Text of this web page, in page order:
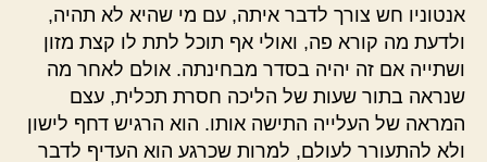
אנטוניו חש צורך לדבר איתה, עם מי שהיא לא תהיה,
ולדעת מה קורא פה, ואולי אף תוכל לתת לו קצת מזון
ושתייה אם זה יהיה בסדר מבחינתה. אולם לאחר מה
שנראה בתור שעות של הליכה חסרת תכלית, עצם
המראה של העלייה התישה אותו. הוא הרגיש דחף לישון
ולא להתעורר לעולם, למרות שכרגע הוא העדיף לדבר